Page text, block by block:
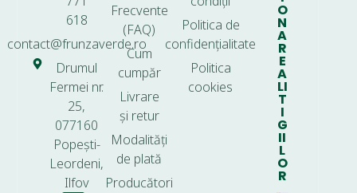
618
contact@frunzaverde.ro
Drumul
Fermei nr.
25,
077160
Popești-
Leordeni,
Ilfov
Frecvente
(FAQ)
Cum
cumpăr
Livrare
și retur
Modalități
de plată
Producători
Politica de
confidențialitate
Politica
cookies
O
N
A
R
E
A
LI
T
I
G
II
L
O
R